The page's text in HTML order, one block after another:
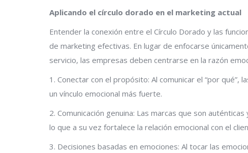
Aplicando el círculo dorado en el marketing actual
Entender la conexión entre el Círculo Dorado y las
de marketing efectivas. En lugar de enfocarse
servicio, las empresas deben centrarse en la razón
1. Conectar con el propósito: Al comunicar el “por qué”,
un vínculo emocional más fuerte.
2. Comunicación genuina: Las marcas que son
lo que a su vez fortalece la relación emocional con el
3. Decisiones basadas en emociones: Al tocar las